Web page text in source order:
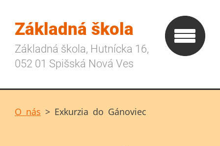
Základná škola
Základná škola, Hutnícka 16,
052 01 Spišská Nová Ves
O nás > Exkurzia do Gánoviec